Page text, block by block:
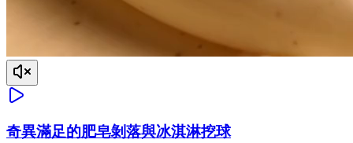
奇異滿足的肥皂剝落與冰淇淋挖球